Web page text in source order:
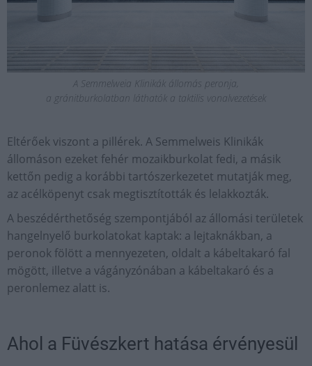
A Semmelweia Klinikák állomás peronja,
a gránitburkolatban láthatók a taktilis vonalvezetések
Eltérőek viszont a pillérek. A Semmelweis Klinikák
állomáson ezeket fehér mozaikburkolat fedi, a másik
kettőn pedig a korábbi tartószerkezetet mutatják meg,
az acélköpenyt csak megtisztították és lelakkozták.
A beszédérthetőség szempontjából az állomási területek
hangelnyelő burkolatokat kaptak: a lejtaknákban, a
peronok fölött a mennyezeten, oldalt a kábeltakaró fal
mögött, illetve a vágányzónában a kábeltakaró és a
peronlemez alatt is.
Ahol a Füvészkert hatása érvényesül